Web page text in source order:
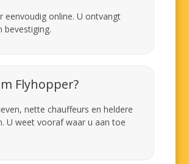
eenvoudig online. U ontvangt
bevestiging.
Flyhopper?
nette chauffeurs en heldere
U weet vooraf waar u aan toe